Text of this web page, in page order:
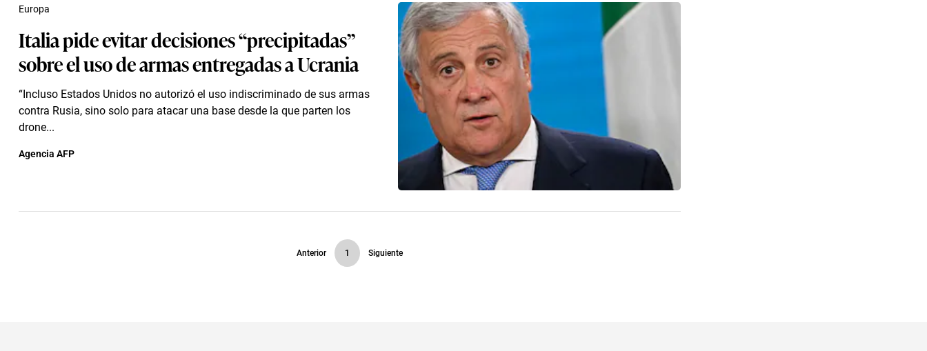
Italia pide evitar decisiones “precipitadas”
sobre el uso de armas entregadas a Ucrania
“Incluso Estados Unidos no autorizó el uso indiscriminado de sus armas
contra Rusia, sino solo para atacar una base desde la que parten los
drone...
Europa
Agencia AFP
Anterior 1 Siguiente